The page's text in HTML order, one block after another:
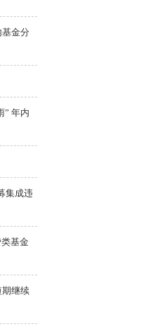
金分
” 年内
集成违
基金
期继续